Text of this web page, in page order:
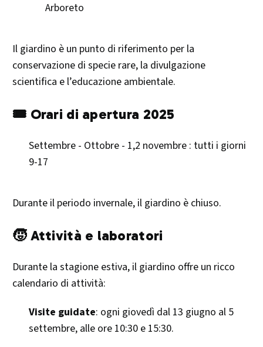
Arboreto​
Il giardino è un punto di riferimento per la
conservazione di specie rare, la divulgazione
scientifica e l’educazione ambientale. ​
🎟️ Orari di apertura 2025
Settembre - Ottobre - 1,2 novembre : tutti i giorni
9-17
Durante il periodo invernale, il giardino è chiuso.​
🧒 Attività e laboratori
Durante la stagione estiva, il giardino offre un ricco
calendario di attività:​
Visite guidate: ogni giovedì dal 13 giugno al 5
settembre, alle ore 10:30 e 15:30.